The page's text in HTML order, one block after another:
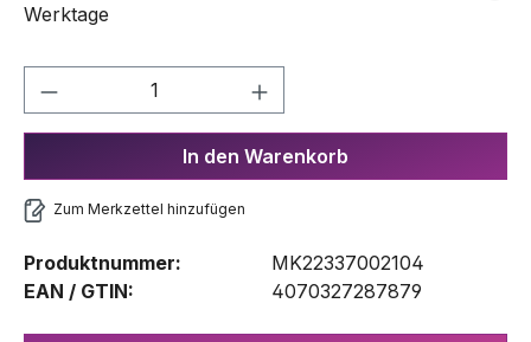
Werktage
Produkt Anzahl: Gib den
In den Warenkorb
Zum Merkzettel hinzufügen
Produktnummer:
MK22337002104
EAN / GTIN:
4070327287879